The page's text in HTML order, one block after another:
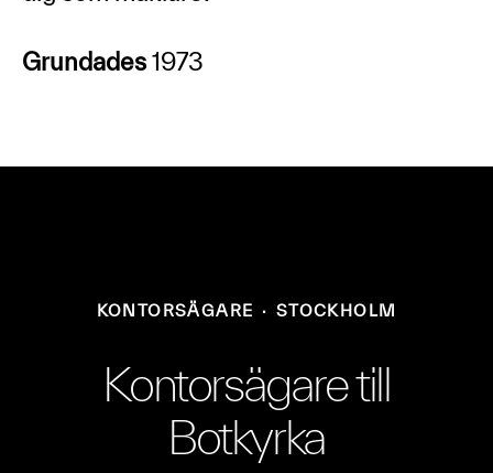
Grundades 1973
KONTORSÄGARE · STOCKHOLM
Kontorsägare till
Botkyrka